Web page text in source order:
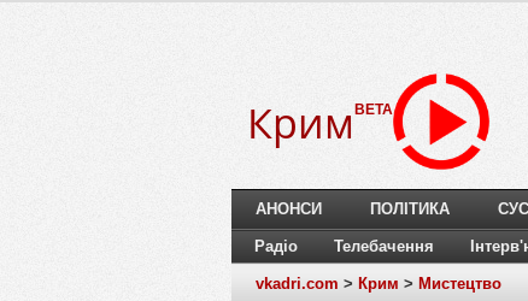
Крим BETA
АНОНСИ ПОЛІТИКА
Радіо Телебачення
vkadri.com > Крим > Мистецтво